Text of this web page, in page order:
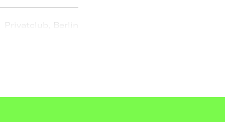
Privatclub, Berlin